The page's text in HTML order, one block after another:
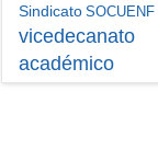
Sindicato SOCUENF
vicedecanato
académico